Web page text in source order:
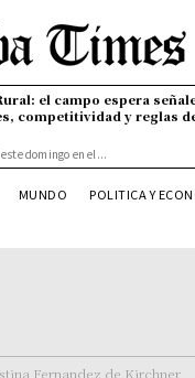
el campo espera
competitividad y reglas
domingo en el...
MUNDO POLITICA Y
Fernandez de Kirchner